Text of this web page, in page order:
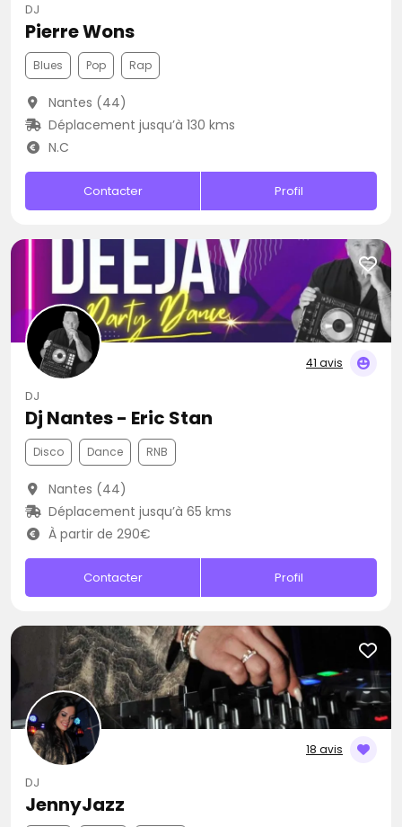
DJ
Pierre Wons
Blues Pop Rap
Nantes (44)
Déplacement jusqu’à 130 kms
N.C
Contacter Profil
41 avis
DJ
Dj Nantes - Eric Stan
Disco Dance RNB
Nantes (44)
Déplacement jusqu’à 65 kms
À partir de 290€
Contacter Profil
18 avis
DJ
JennyJazz